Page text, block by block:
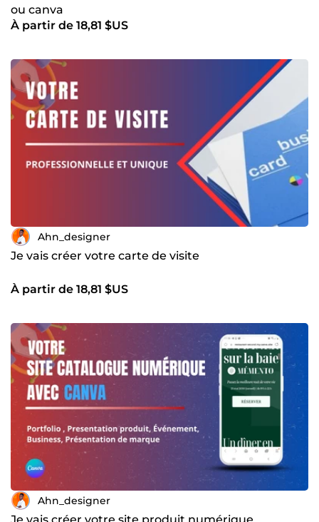
ou canva
À partir de 18,81 $US
Ahn_designer
Je vais créer votre carte de visite
À partir de 18,81 $US
Ahn_designer